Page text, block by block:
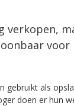
verkopen,
gebruikt als
doen er hun